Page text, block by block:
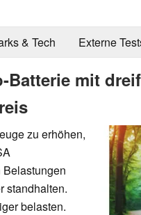
& Tech Externe
Batterie mit
zu erhöhen,
standhalten.
belasten.